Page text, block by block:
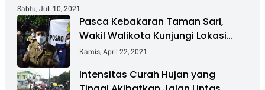
Sabtu, Juli 10, 2021
Pasca Kebakaran Taman Sari,
Wakil Walikota Kunjungi Lokasi
Kebakaran Dan Salurkan Bantuan
Kamis, April 22, 2021
Intensitas Curah Hujan yang